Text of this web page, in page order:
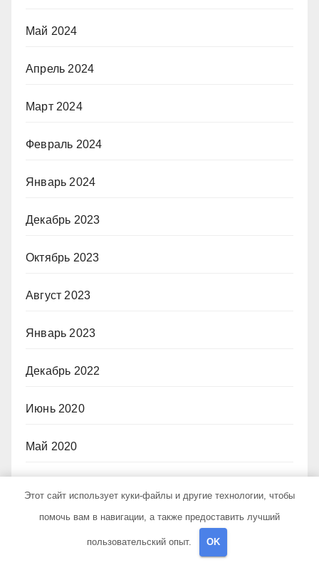
Май 2024
Апрель 2024
Март 2024
Февраль 2024
Январь 2024
Декабрь 2023
Октябрь 2023
Август 2023
Январь 2023
Декабрь 2022
Июнь 2020
Май 2020
Октябрь 2018
Этот сайт использует куки-файлы и другие технологии, чтобы
помочь вам в навигации, а также предоставить лучший
пользовательский опыт. OK